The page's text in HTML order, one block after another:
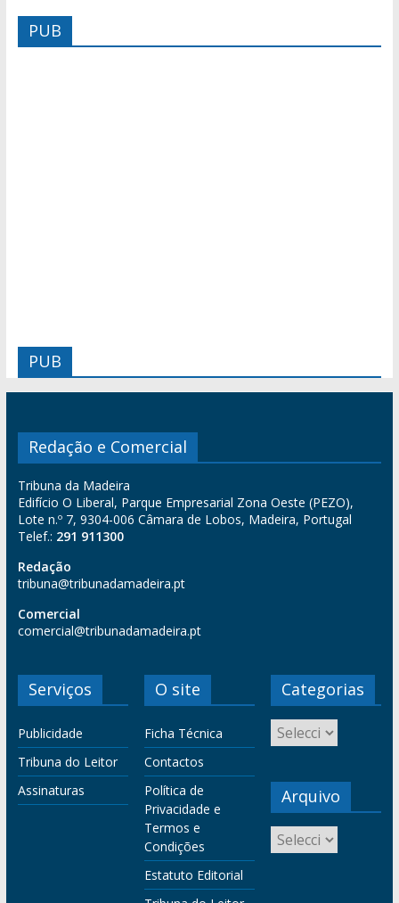
PUB
PUB
Redação e Comercial
Tribuna da Madeira
Edifício O Liberal, Parque Empresarial Zona Oeste (PEZO),
Lote n.º 7, 9304-006 Câmara de Lobos, Madeira, Portugal
Telef.: 291 911300
Redação
tribuna@tribunadamadeira.pt
Comercial
comercial@tribunadamadeira.pt
Serviços
Publicidade
Tribuna do Leitor
Assinaturas
O site
Ficha Técnica
Contactos
Política de
Privacidade e
Termos e
Condições
Estatuto Editorial
Categorias
Arquivo